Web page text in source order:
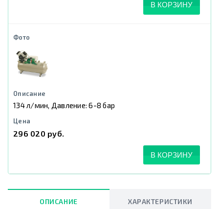
В КОРЗИНУ
134 л/мин, Давление: 6-8 бар
296 020 руб.
В КОРЗИНУ
ОПИСАНИЕ ХАРАКТЕРИСТИКИ